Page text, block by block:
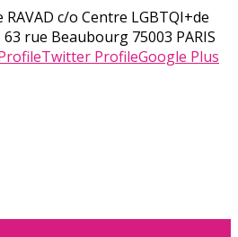
c/o Centre LGBTQI+de
rue Beaubourg 75003 PARIS
Twitter ProfileGoogle Plus